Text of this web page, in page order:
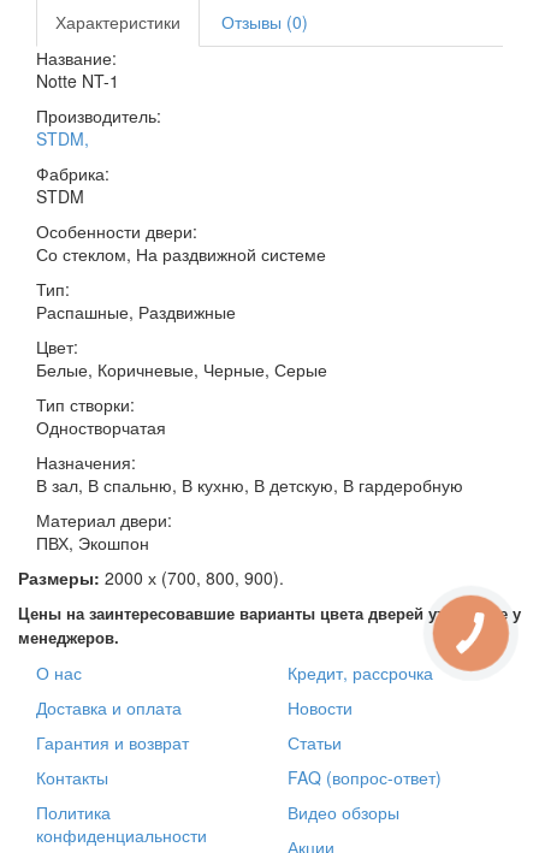
Характеристики
Отзывы (0)
Название:
Notte NT-1
Производитель:
STDM,
Фабрика:
STDM
Особенности двери:
Со стеклом, На раздвижной системе
Тип:
Распашные, Раздвижные
Цвет:
Белые, Коричневые, Черные, Серые
Тип створки:
Одностворчатая
Назначения:
В зал, В спальню, В кухню, В детскую, В гардеробную
Материал двери:
ПВХ, Экошпон
Размеры: 2000 х (700, 800, 900).
Цены на заинтересовавшие варианты цвета дверей уточняйте у
менеджеров.
О нас
Доставка и оплата
Гарантия и возврат
Контакты
Политика
конфиденциальности
Кредит, рассрочка
Новости
Статьи
FAQ (вопрос-ответ)
Видео обзоры
Акции